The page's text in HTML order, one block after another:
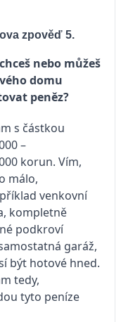
zpověď 5.
nebo můžeš
domu
peněz?
s částkou
–
korun. Vím,
málo,
venkovní
kompletně
podkroví
garáž,
být hotové hned.
tedy,
tyto peníze